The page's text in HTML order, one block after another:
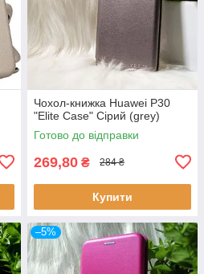
Чохол-книжка Huawei P30
"Elite Case" Сірий (grey)
Готово до відправки
269,80 ₴ 284 ₴
Купити
–5%